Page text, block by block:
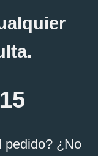
variantes.
Las
página
pedido? ¿No